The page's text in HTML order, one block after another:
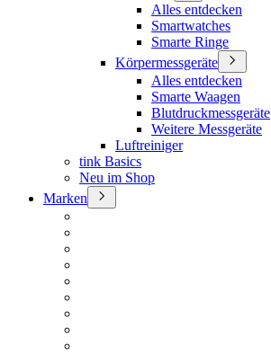
Alles entdecken
Smartwatches
Smarte Ringe
Körpermessgeräte
Alles entdecken
Smarte Waagen
Blutdruckmessgeräte
Weitere Messgeräte
Luftreiniger
tink Basics
Neu im Shop
Marken